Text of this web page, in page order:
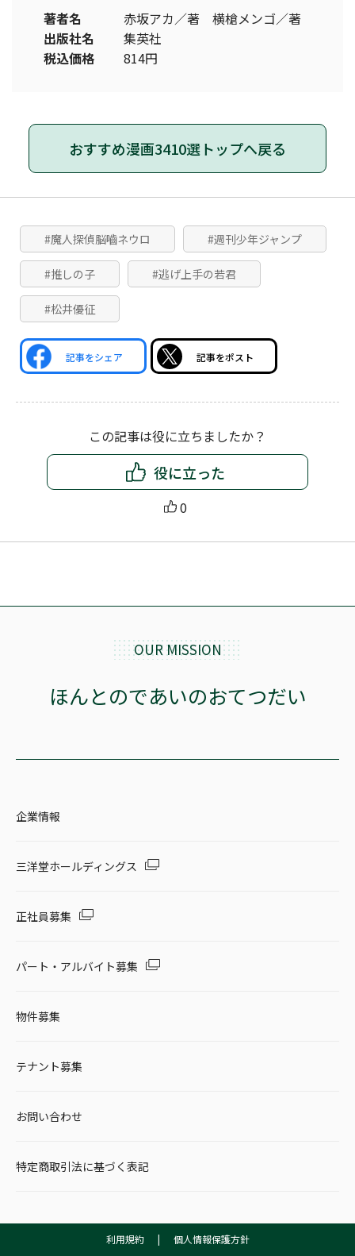
著者名
赤坂アカ／著 横槍メンゴ／著
出版社名
集英社
税込価格
814円
おすすめ漫画3410選トップへ戻る
#魔人探偵脳嚙ネウロ #週刊少年ジャンプ
#推しの子 #逃げ上手の若君
#松井優征
記事をシェア 記事をポスト
この記事は役に立ちましたか？
役に立った
0
OUR MISSION
ほんとのであいのおてつだい
企業情報
三洋堂ホールディングス
正社員募集
パート・アルバイト募集
物件募集
テナント募集
お問い合わせ
特定商取引法に基づく表記
利用規約 | 個人情報保護方針